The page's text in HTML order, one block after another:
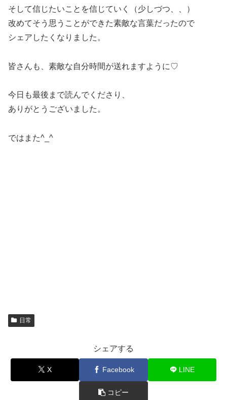
そして信じたいことを信じていく（少しづつ、、）
改めてそう思うことができた素敵な言葉だったので
シェアしたくなりました。
皆さんも、素敵な自分時間が送れますように♡
今日も最後まで読んでくださり、
ありがとうございました。
ではまた^_^
日常
シェアする
X Facebook LINE
コピー